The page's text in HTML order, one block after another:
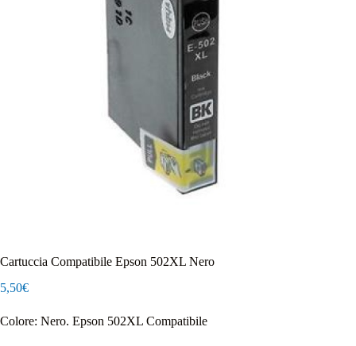
Cartuccia Compatibile Epson 502XL Nero
5,50€
Colore: Nero. Epson 502XL Compatibile